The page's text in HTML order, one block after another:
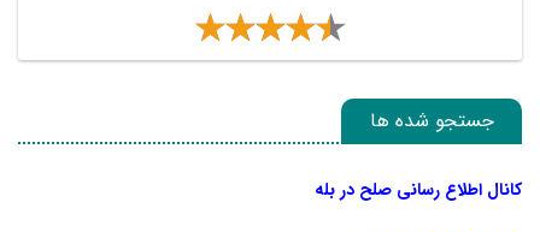
جستجو شده ها
کانال اطلاع رسانی صلح در بله